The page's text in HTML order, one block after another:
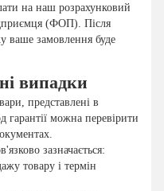
на наш розрахунковий
(ФОП). Після
ваше замовлення буде
випадки
представлені в
гарантії можна перевірити
зазначається:
товару і термін